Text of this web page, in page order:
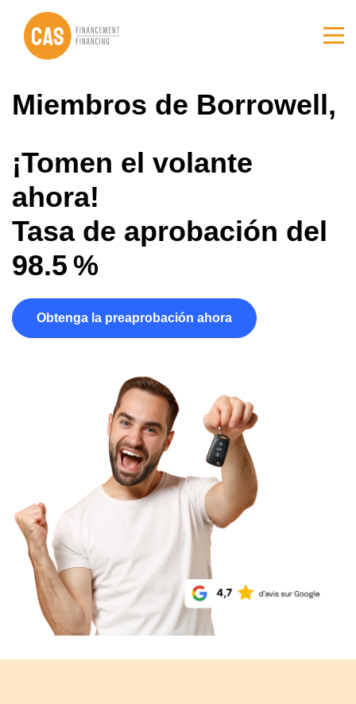
al
contenido
principal
al
pie
Miembros de Borrowell,
¡Tomen el volante
ahora!
Tasa de aprobación del
98.5 %
Obtenga la preaprobación ahora